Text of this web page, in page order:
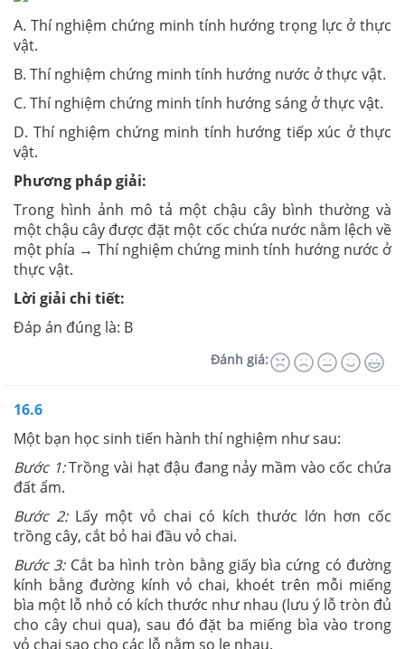
A. Thí nghiệm chứng minh tính hướng trọng lực ở thực
vật.
B. Thí nghiệm chứng minh tính hướng nước ở thực vật.
C. Thí nghiệm chứng minh tính hướng sáng ở thực vật.
D. Thí nghiệm chứng minh tính hướng tiếp xúc ở thực
vật.
Phương pháp giải:
Trong hình ảnh mô tả một chậu cây bình thường và
một chậu cây được đặt một cốc chứa nước nằm lệch về
một phía → Thí nghiệm chứng minh tính hướng nước ở
thực vật.
Lời giải chi tiết:
Đáp án đúng là: B
Đánh giá:
16.6
Một bạn học sinh tiến hành thí nghiệm như sau:
Bước 1:Trồng vài hạt đậu đang nảy mầm vào cốc chứa
đất ẩm.
Bước 2:Lấy một vỏ chai có kích thước lớn hơn cốc
trồng cây, cắt bỏ hai đầu vỏ chai.
Bước 3: Cắt ba hình tròn bằng giấy bìa cứng có đường
kính bằng đường kính vỏ chai, khoét trên mỗi miếng
bìa một lỗ nhỏ có kích thước như nhau (lưu ý lỗ tròn đủ
cho cây chui qua), sau đó đặt ba miếng bìa vào trong
vỏ chai sao cho các lỗ nằm so le nhau.